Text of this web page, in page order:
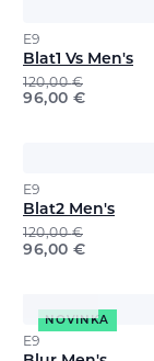
E9
Blat1 Vs Men's
120,00€
96,00 €
E9
Blat2 Men's
120,00€
96,00 €
NOVINKA
E9